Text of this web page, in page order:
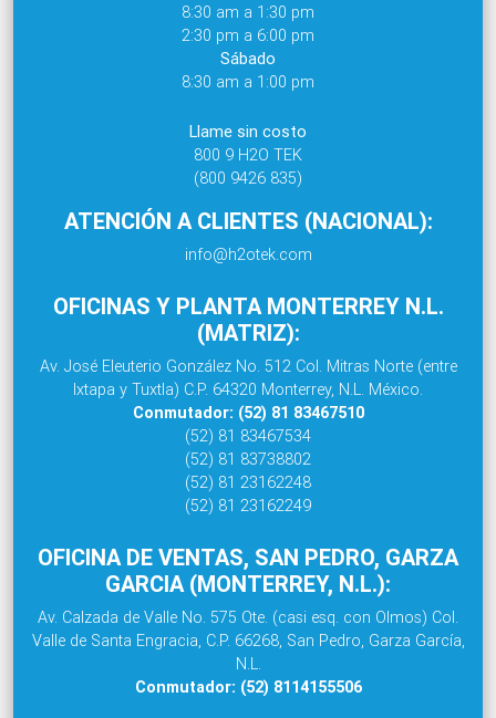
8:30 am a 1:30 pm
2:30 pm a 6:00 pm
Sábado
8:30 am a 1:00 pm
Llame sin costo
800 9 H2O TEK
(800 9426 835)
ATENCIÓN A CLIENTES (NACIONAL):
info@h2otek.com
OFICINAS Y PLANTA MONTERREY N.L.
(MATRIZ):
Av. José Eleuterio González No. 512 Col. Mitras Norte (entre
Ixtapa y Tuxtla) C.P. 64320 Monterrey, N.L. México.
Conmutador: (52) 81 83467510
(52) 81 83467534
(52) 81 83738802
(52) 81 23162248
(52) 81 23162249
OFICINA DE VENTAS, SAN PEDRO, GARZA
GARCIA (MONTERREY, N.L.):
Av. Calzada de Valle No. 575 Ote. (casi esq. con Olmos) Col.
Valle de Santa Engracia, C.P. 66268, San Pedro, Garza García,
N.L.
Conmutador: (52) 8114155506